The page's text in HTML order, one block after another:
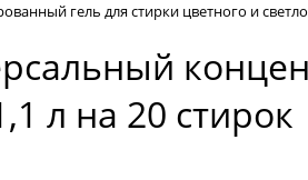
гель для стирки цветного и
л на 20 стирок